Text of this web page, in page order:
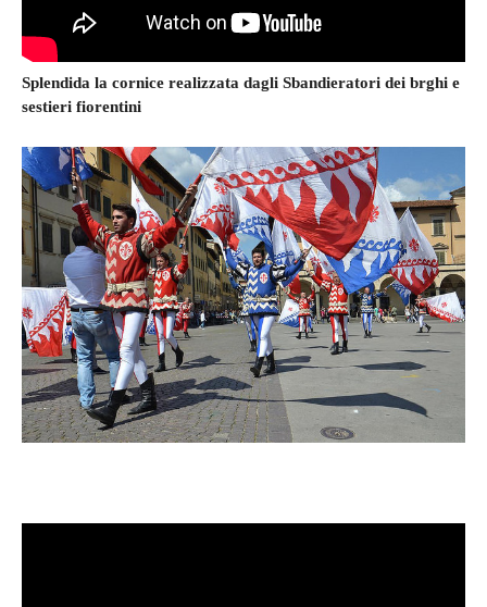
Splendida la cornice realizzata dagli Sbandieratori dei brghi e
sestieri fiorentini